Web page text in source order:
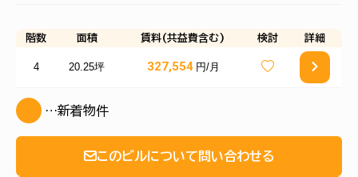
階数 面積 賃料(共益費含む) 検討 詳細
4 20.25坪 327,554 円/月
…新着物件
このビルについて問い合わせる